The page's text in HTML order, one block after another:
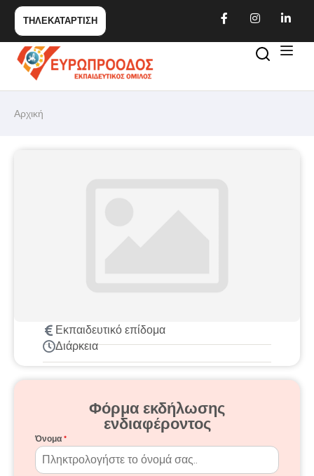
ΤΗΛΕΚΑΤΑΡΤΙΣΗ
Αρχική
Εκπαιδευτικό επίδομα
Διάρκεια
Φόρμα εκδήλωσης
ενδιαφέροντος
Όνομα *